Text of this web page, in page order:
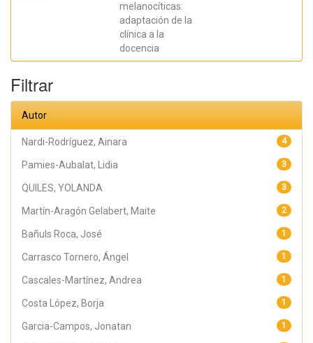
melanocíticas:
adaptación de la
clínica a la
docencia
NICANOR;
Martínez
Tabernero
Filtrar
Autor
4
Nardi-Rodríguez, Ainara
3
Pamies-Aubalat, Lidia
3
QUILES, YOLANDA
2
Martín-Aragón Gelabert, Maite
1
Bañuls Roca, José
1
Carrasco Tornero, Ángel
1
Cascales-Martínez, Andrea
1
Costa López, Borja
1
Garcia-Campos, Jonatan